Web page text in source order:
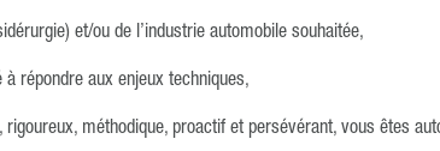
et/ou de l’industrie automobile souhaitée,
répondre aux enjeux techniques,
méthodique, proactif et persévérant, vous êtes